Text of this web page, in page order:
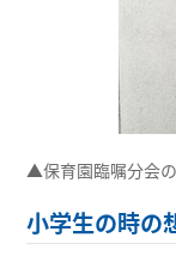
▲保育園臨嘱分会
小学生の時の